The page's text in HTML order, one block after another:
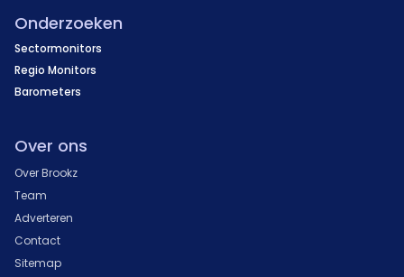
Onderzoeken
Sectormonitors
Regio Monitors
Barometers
Over ons
Over Brookz
Team
Adverteren
Contact
Sitemap